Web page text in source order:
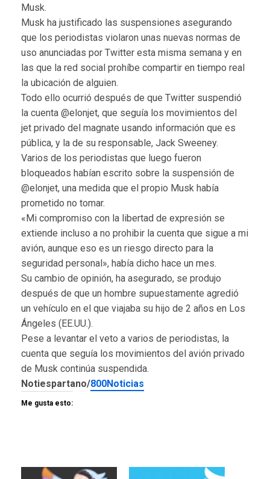
Musk.
Musk ha justificado las suspensiones asegurando
que los periodistas violaron unas nuevas normas de
uso anunciadas por Twitter esta misma semana y en
las que la red social prohíbe compartir en tiempo real
la ubicación de alguien.
Todo ello ocurrió después de que Twitter suspendió
la cuenta @elonjet, que seguía los movimientos del
jet privado del magnate usando información que es
pública, y la de su responsable, Jack Sweeney.
Varios de los periodistas que luego fueron
bloqueados habían escrito sobre la suspensión de
@elonjet, una medida que el propio Musk había
prometido no tomar.
«Mi compromiso con la libertad de expresión se
extiende incluso a no prohibir la cuenta que sigue a mi
avión, aunque eso es un riesgo directo para la
seguridad personal», había dicho hace un mes.
Su cambio de opinión, ha asegurado, se produjo
después de que un hombre supuestamente agredió
un vehículo en el que viajaba su hijo de 2 años en Los
Ángeles (EE.UU.).
Pese a levantar el veto a varios de periodistas, la
cuenta que seguía los movimientos del avión privado
de Musk continúa suspendida.
Notiespartano/800Noticias
Me gusta esto: